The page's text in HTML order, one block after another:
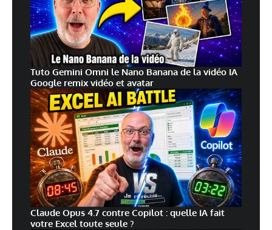
Tuto Gemini Omni le Nano Banana de la vidéo IA
Google remix vidéo et avatar
Claude Opus 4.7 contre Copilot : quelle IA fait
votre Excel toute seule ?